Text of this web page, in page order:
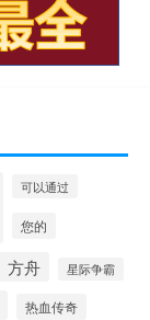
可以通过
您的
方舟 星际争霸
热血传奇